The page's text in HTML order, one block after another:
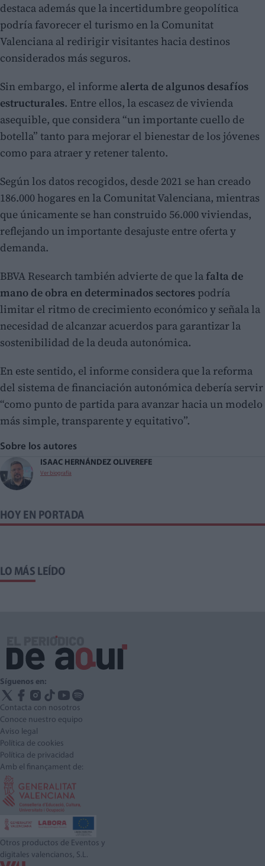
destaca además que la incertidumbre geopolítica
podría favorecer el turismo en la Comunitat
Valenciana al redirigir visitantes hacia destinos
considerados más seguros.
Sin embargo, el informe alerta de algunos desafíos
estructurales. Entre ellos, la escasez de vivienda
asequible, que considera “un importante cuello de
botella” tanto para mejorar el bienestar de los jóvenes
como para atraer y retener talento.
Según los datos recogidos, desde 2021 se han creado
186.000 hogares en la Comunitat Valenciana, mientras
que únicamente se han construido 56.000 viviendas,
reflejando un importante desajuste entre oferta y
demanda.
BBVA Research también advierte de que la falta de
mano de obra en determinados sectores podría
limitar el ritmo de crecimiento económico y señala la
necesidad de alcanzar acuerdos para garantizar la
sostenibilidad de la deuda autonómica.
En este sentido, el informe considera que la reforma
del sistema de financiación autonómica debería servir
“como punto de partida para avanzar hacia un modelo
más simple, transparente y equitativo”.
Sobre los autores
ISAAC HERNÁNDEZ OLIVER
Ver biografía
EFE
HOY EN PORTADA
LO MÁS LEÍDO
Síguenos en:
Contacta con nosotros
Conoce nuestro equipo
Aviso legal
Política de cookies
Política de privacidad
Amb el finançament de:
Otros productos de Eventos y
digitales valencianos, S.L.